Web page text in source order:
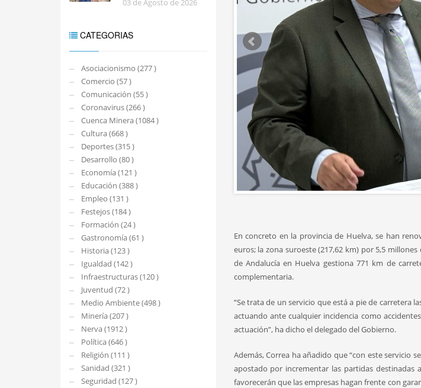
03 de Agosto de 2026
CATEGORIAS
Asociacionismo (277 )
Comercio (57 )
Comunicación (55 )
Coronavirus (266 )
Cuenca Minera (1084 )
Cultura (668 )
Deportes (315 )
Desarrollo (80 )
Economía (121 )
Educación (388 )
Empleo (131 )
Festejos (184 )
Formación (24 )
Gastronomía (61 )
Historia (123 )
Igualdad (142 )
Infraestructuras (120 )
Juventud (72 )
Medio Ambiente (498 )
Minería (207 )
Nerva (1912 )
Política (646 )
Religión (111 )
Sanidad (321 )
Seguridad (127 )
En concreto en la provincia de Huelva, se han
euros; la zona suroeste (217,62 km) por 5,5
de Andalucía en Huelva gestiona 771 km de
complementaria.
“Se trata de un servicio que está a pie de carretera
actuando ante cualquier incidencia como
actuación”, ha dicho el delegado del Gobierno.
Además, Correa ha añadido que “con este servicio
apostado por incrementar las partidas destinadas
favorecerán que las empresas hagan frente con